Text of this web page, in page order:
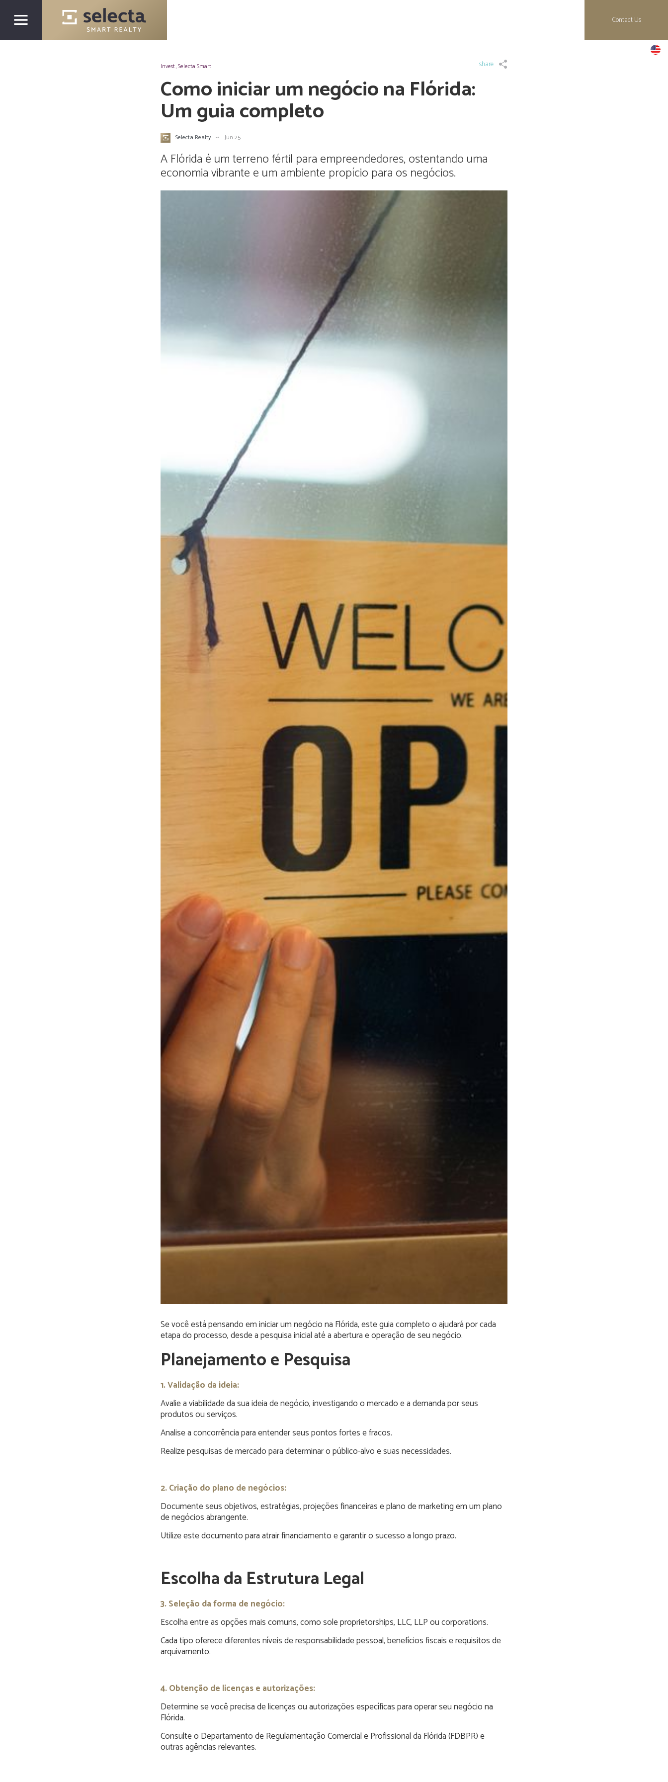
Contact Us
Invest,Selecta Smart share
Como iniciar um negócio na Flórida:
Um guia completo
Selecta Realty -• Jun 25
A Flórida é um terreno fértil para empreendedores, ostentando uma
economia vibrante e um ambiente propício para os negócios.
Se você está pensando em iniciar um negócio na Flórida, este guia completo o ajudará por cada
etapa do processo, desde a pesquisa inicial até a abertura e operação de seu negócio.
Planejamento e Pesquisa
1. Validação da ideia:
Avalie a viabilidade da sua ideia de negócio, investigando o mercado e a demanda por seus
produtos ou serviços.
Analise a concorrência para entender seus pontos fortes e fracos.
Realize pesquisas de mercado para determinar o público-alvo e suas necessidades.
2. Criação do plano de negócios:
Documente seus objetivos, estratégias, projeções financeiras e plano de marketing em um plano
de negócios abrangente.
Utilize este documento para atrair financiamento e garantir o sucesso a longo prazo.
Escolha da Estrutura Legal
3. Seleção da forma de negócio:
Escolha entre as opções mais comuns, como sole proprietorships, LLC, LLP ou corporations.
Cada tipo oferece diferentes níveis de responsabilidade pessoal, benefícios fiscais e requisitos de
arquivamento.
4. Obtenção de licenças e autorizações:
Determine se você precisa de licenças ou autorizações específicas para operar seu negócio na
Flórida.
Consulte o Departamento de Regulamentação Comercial e Profissional da Flórida (FDBPR) e
outras agências relevantes.